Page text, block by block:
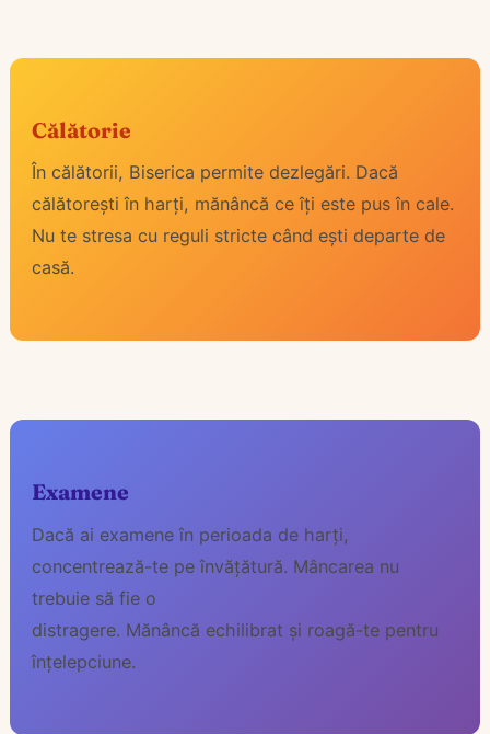
Călătorie
În călătorii, Biserica permite dezlegări. Dacă
călătorești în harți, mănâncă ce îți este pus în cale.
Nu te stresa cu reguli stricte când ești departe de
casă.
Examene
Dacă ai examene în perioada de harți,
concentrează-te pe învățătură. Mâncarea nu
trebuie să fie o
distragere. Mănâncă echilibrat și roagă-te pentru
înțelepciune.